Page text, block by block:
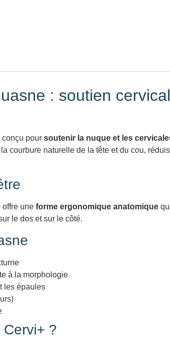
: soutien
pour soutenir la nuque et les
courbure naturelle de la tête et du cou,
offre une forme ergonomique anatomique
le dos et sur le côté.
à la morphologie
les épaules
Cervi+ ?